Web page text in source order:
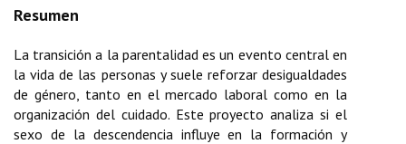
La transición a la parentalidad es un evento central en
la vida de las personas y suele reforzar desigualdades
de género, tanto en el mercado laboral como en la
organización del cuidado. Este proyecto analiza si el
sexo de la descendencia influye en la formación y